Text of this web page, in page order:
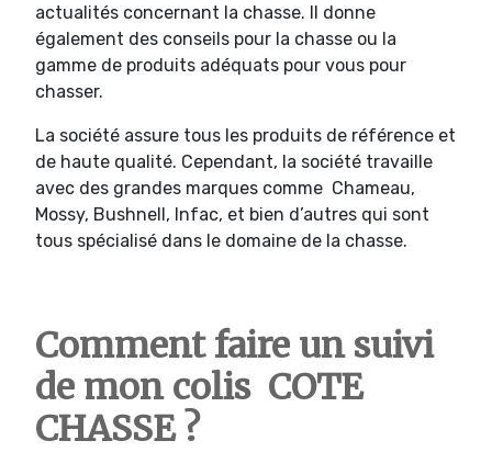
actualités concernant la chasse. Il donne
également des conseils pour la chasse ou la
gamme de produits adéquats pour vous pour
chasser.
La société assure tous les produits de référence et
de haute qualité. Cependant, la société travaille
avec des grandes marques comme Chameau,
Mossy, Bushnell, Infac, et bien d’autres qui sont
tous spécialisé dans le domaine de la chasse.
Comment faire un suivi
de mon colis COTE
CHASSE ?